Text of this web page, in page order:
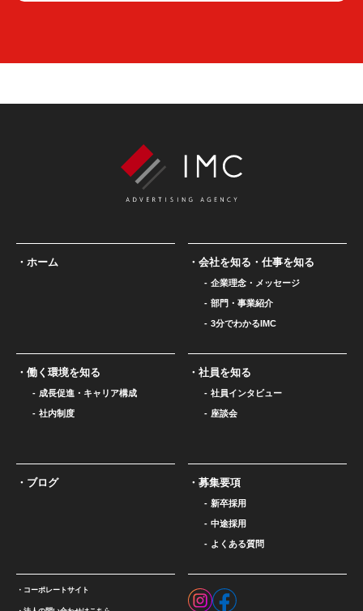
ホーム 会社を知る・仕事を知る
企業理念・メッセージ
部門・事業紹介
3分でわかるIMC
働く環境を知る
成長促進・キャリア構成
社内制度
社員を知る
社員インタビュー
座談会
ブログ 募集要項
新卒採用
中途採用
よくある質問
コーポレートサイト